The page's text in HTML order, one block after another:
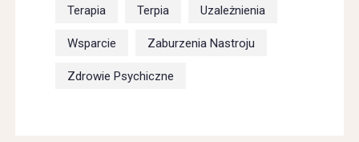
Terapia Terpia Uzależnienia
Wsparcie Zaburzenia Nastroju
Zdrowie Psychiczne